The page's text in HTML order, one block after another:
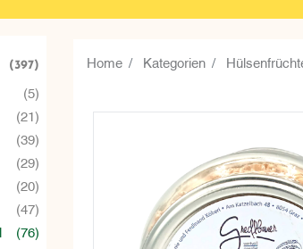
(397)
(5)
(21)
(39)
(29)
(20)
(47)
(76)
Home Kategorien